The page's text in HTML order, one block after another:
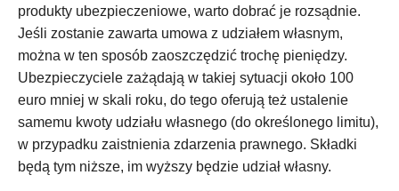
produkty ubezpieczeniowe, warto dobrać je rozsądnie.
Jeśli zostanie zawarta umowa z udziałem własnym,
można w ten sposób zaoszczędzić trochę pieniędzy.
Ubezpieczyciele zażądają w takiej sytuacji około 100
euro mniej w skali roku, do tego oferują też ustalenie
samemu kwoty udziału własnego (do określonego limitu),
w przypadku zaistnienia zdarzenia prawnego. Składki
będą tym niższe, im wyższy będzie udział własny.